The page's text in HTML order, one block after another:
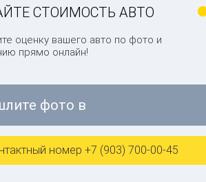
СТОИМОСТЬ АВТО
оценку вашего авто по фото и
прямо онлайн!
фото в
номер +7 (903) 700-00-45